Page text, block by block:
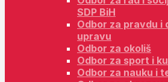
SDP BiH
Odbor za pravdu i
upravu
Odbor za okoliš
Odbor za sport i
Odbor za nauku i